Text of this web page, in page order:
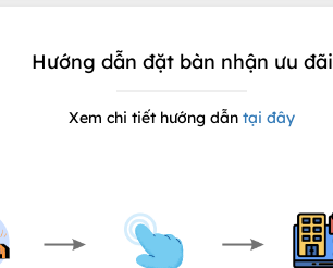
Hướng dẫn đặt bàn nhận ưu đãi
Xem chi tiết hướng dẫn tại đây